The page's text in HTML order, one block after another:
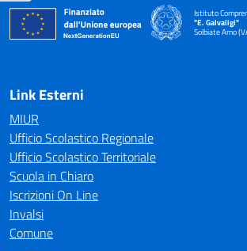
Istituto
"E. Galvaligi"
Solbiate Arno
— Visita la
Link Esterni
MIUR
Ufficio Scolastico Regionale
Ufficio Scolastico Territoriale
Scuola in Chiaro
Iscrizioni On Line
Invalsi
Comune